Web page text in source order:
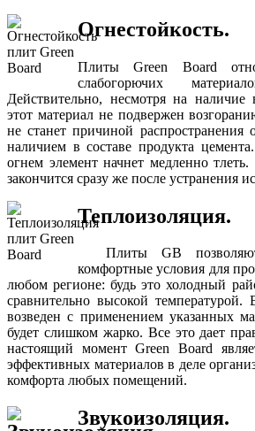
Огнестойкость.
Плиты Green Board
слабогорючих
Действительно, несмотря на наличие
этот материал не подвержен
не станет причиной распространения
наличием в составе продукта
огнем элемент начнет медленно
закончится сразу же после устранения
Теплоизоляция.
Плиты GB позволяют
комфортные условия для
любом регионе: будь это холодный
сравнительно высокой
возведен с применением указанных
будет слишком жарко. Все это дает
настоящий момент Green Board
эффективных материалов в деле
комфорта любых помещений.
Звукоизоляция.